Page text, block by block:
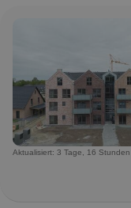
Aktualisiert: 3 Tage, 16 Stunden